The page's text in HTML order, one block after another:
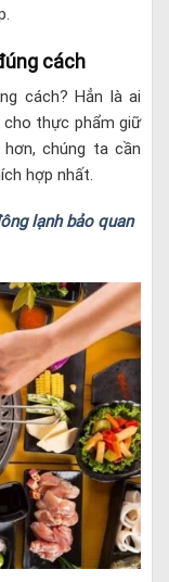
cách
cách? Hẳn là ai
thực phẩm giữ
chúng ta cần
hợp nhất.
lạnh bảo quan